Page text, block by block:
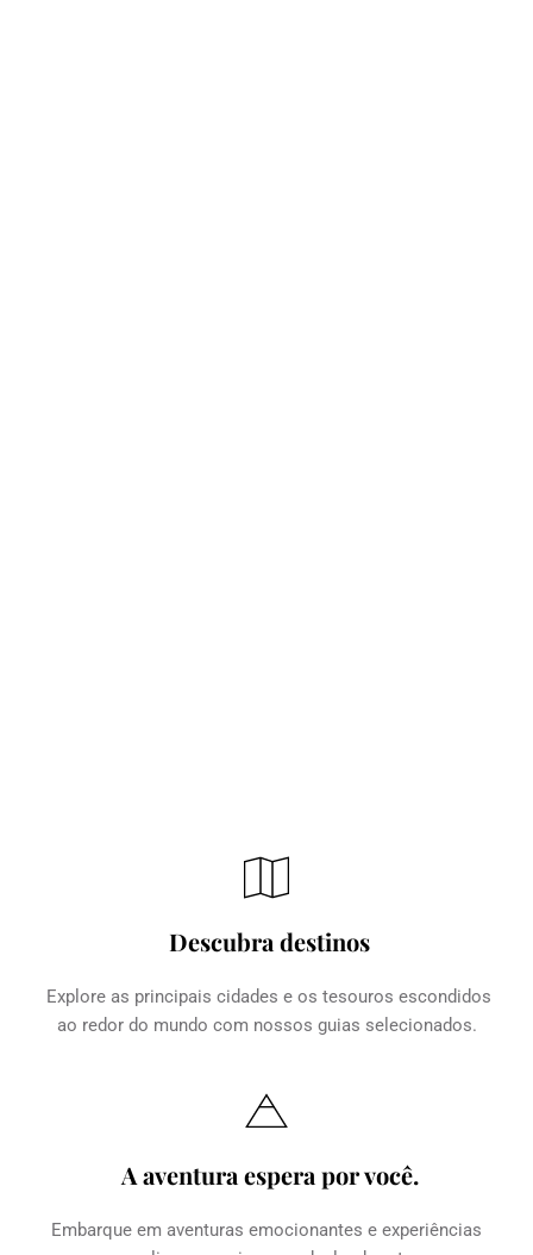
Descubra destinos
Explore as principais cidades e os tesouros escondidos
ao redor do mundo com nossos guias selecionados.
A aventura espera por você.
Embarque em aventuras emocionantes e experiências